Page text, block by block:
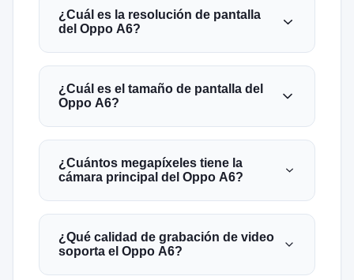
¿Cuál es la resolución de pantalla
del Oppo A6?
¿Cuál es el tamaño de pantalla del
Oppo A6?
¿Cuántos megapíxeles tiene la
cámara principal del Oppo A6?
¿Qué calidad de grabación de video
soporta el Oppo A6?